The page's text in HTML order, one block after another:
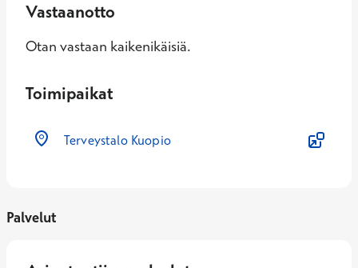
Vastaanotto
Otan vastaan kaikenikäisiä.
Toimipaikat
Terveystalo Kuopio
Palvelut